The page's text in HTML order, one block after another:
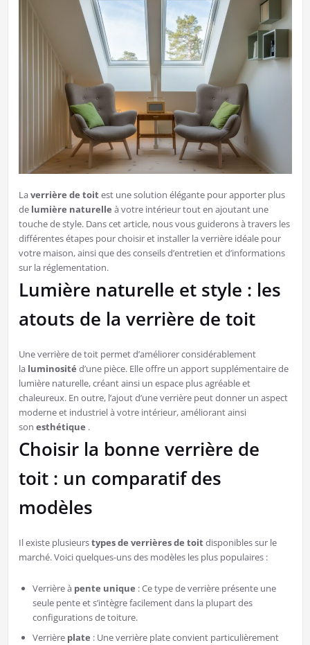
Laverrière de toitest une solution élégante pour apporter plus
de lumière naturelle à votre intérieur tout en ajoutant une
touche de style. Dans cet article, nous vous guiderons à travers les
différentes étapes pour choisir et installer la verrière idéale pour
votre maison, ainsi que des conseils d’entretien et d’informations
sur la réglementation.
Lumière naturelle et style : les
atouts de la verrière de toit
Une verrière de toit permet d’améliorer considérablement
la luminosité d’une pièce. Elle offre un apport supplémentaire de
lumière naturelle, créant ainsi un espace plus agréable et
chaleureux. En outre, l’ajout d’une verrière peut donner un aspect
moderne et industriel à votre intérieur, améliorant ainsi
son esthétique .
Choisir la bonne verrière de
toit : un comparatif des
modèles
Il existe plusieurstypes de verrières de toitdisponibles sur le
marché. Voici quelques-uns des modèles les plus populaires :
Verrière à pente unique : Ce type de verrière présente une
seule pente et s’intègre facilement dans la plupart des
configurations de toiture.
Verrière plate : Une verrière plate convient particulièrement